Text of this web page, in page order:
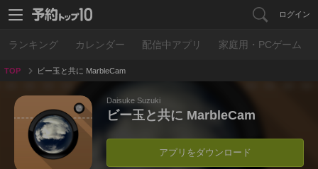
ログイン
ランキング カレンダー 配信中アプリ 家庭用・PCゲーム
TOP ビー玉と共に MarbleCam
Daisuke Suzuki
ビー玉と共に MarbleCam
アプリをダウンロード